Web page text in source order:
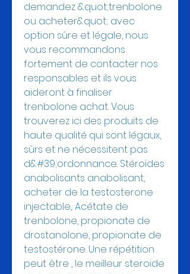
demandez &quot;trenbolone
ou acheter&quot; avec
option sûre et légale, nous
vous recommandons
fortement de contacter nos
responsables et ils vous
aideront à finaliser
trenbolone achat. Vous
trouverez ici des produits de
haute qualité qui sont légaux,
sûrs et ne nécessitent pas
d&#39;ordonnance. Stéroïdes
anabolisants anabolisant,
acheter de la testosterone
injectable,. Acétate de
trenbolone, propionate de
drostanolone, propionate de
testostérone. Une répétition
peut être , le meilleur steroide